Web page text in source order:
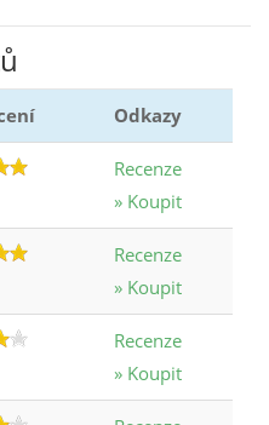
Odkazy
Recenze
» Koupit
Recenze
» Koupit
Recenze
» Koupit